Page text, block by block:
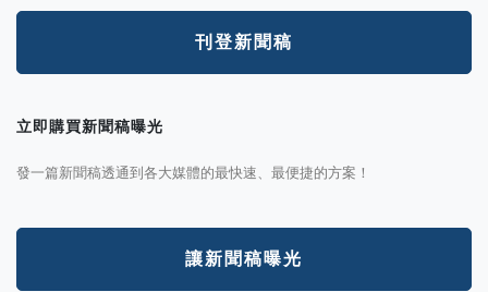
刊登新聞稿
立即購買新聞稿曝光
發一篇新聞稿透通到各大媒體的最快速、最便捷的方案！
讓新聞稿曝光